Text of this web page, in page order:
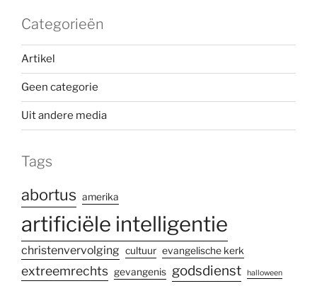
Categorieën
Artikel
Geen categorie
Uit andere media
Tags
abortus amerika
artificiële intelligentie
christenvervolging cultuur evangelische kerk
extreemrechts gevangenis godsdienst halloween